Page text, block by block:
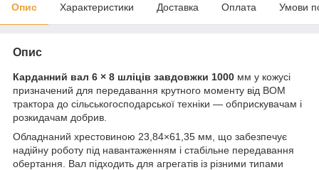
Опис Характеристики Доставка Оплата Умови
Опис
Карданний вал 6 × 8 шліців завдовжки 1000 мм у кожусі
призначений для передавання крутного моменту від ВОМ
трактора до сільськогосподарської техніки — обприскувачам і
розкидачам добрив.
Обладнаний хрестовиною 23,84×61,35 мм, що забезпечує
надійну роботу під навантаженням і стабільне передавання
обертання. Вал підходить для агрегатів із різними типами